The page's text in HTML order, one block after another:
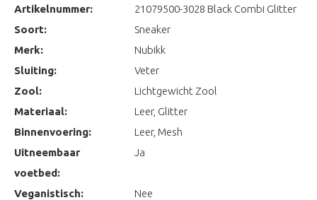
Artikelnummer:
21079500-3028 Black Combi Glitter
Soort:
Sneaker
Merk:
Nubikk
Sluiting:
Veter
Zool:
Lichtgewicht Zool
Materiaal:
Leer, Glitter
Binnenvoering:
Leer, Mesh
Uitneembaar
voetbed:
Ja
Veganistisch:
Nee